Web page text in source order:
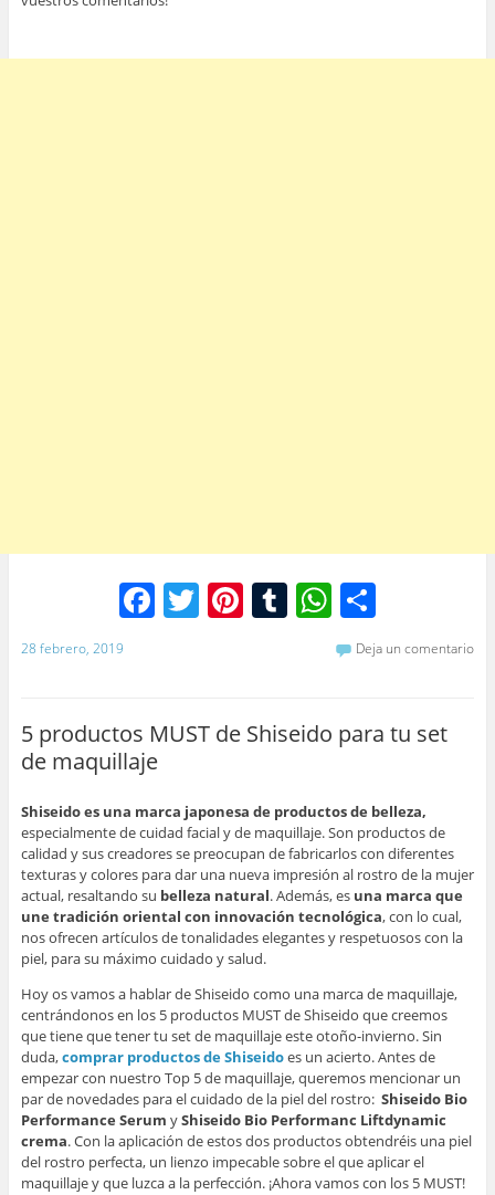
F
b
o
k
T Pi
st
T
r
W
h
at
A
p
o
ar
28 febrero, 2019 Deja un comentario
5 productos MUST de Shiseido para tu set
de maquillaje
Shiseido es una marca japonesa de productos de belleza,
especialmente de cuidad facial y de maquillaje. Son productos de
calidad y sus creadores se preocupan de fabricarlos con diferentes
texturas y colores para dar una nueva impresión al rostro de la mujer
actual, resaltando su belleza natural. Además, es una marca que
une tradición oriental con innovación tecnológica, con lo cual,
nos ofrecen artículos de tonalidades elegantes y respetuosos con la
piel, para su máximo cuidado y salud.
Hoy os vamos a hablar de Shiseido como una marca de maquillaje,
centrándonos en los 5 productos MUST de Shiseido que creemos
que tiene que tener tu set de maquillaje este otoño-invierno. Sin
duda,comprar productos de Shiseidoes un acierto. Antes de
empezar con nuestro Top 5 de maquillaje, queremos mencionar un
par de novedades para el cuidado de la piel del rostro: Shiseido Bio
Performance Serum yShiseido Bio Performanc Liftdynamic
crema. Con la aplicación de estos dos productos obtendréis una piel
del rostro perfecta, un lienzo impecable sobre el que aplicar el
maquillaje y que luzca a la perfección. ¡Ahora vamos con los 5 MUST!